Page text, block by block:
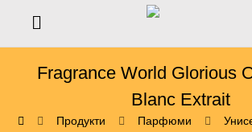
Fragrance World Glorious
Blanc Extrait
Продукти Парфюми